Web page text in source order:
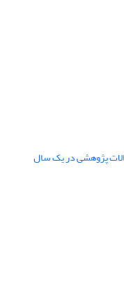
پژوهشی در یک سال